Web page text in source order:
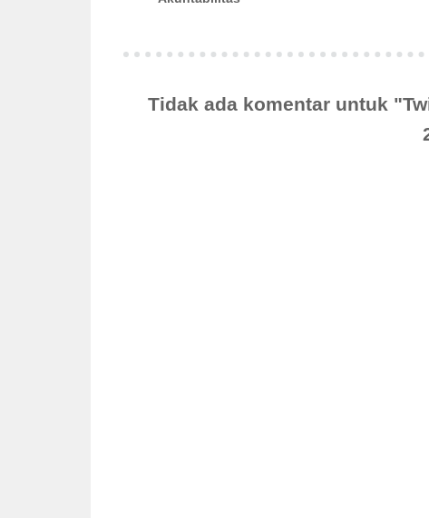
Tidak ada komentar untuk